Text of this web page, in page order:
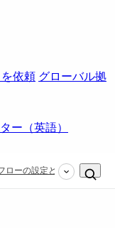
依頼 グローバル拠
ー（英語）
ローの設定と管理 メッ